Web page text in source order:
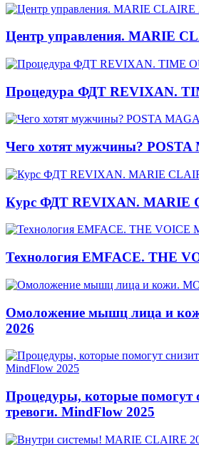
Центр управления. MARIE
Процедура ФДТ REVIXAN.
Чего хотят мужчины? POSTA
Курс ФДТ REVIXAN. MARIE
Технология EMFACE. THE
Омоложение мышц лица и
2026
Процедуры, которые помогут
тревоги. MindFlow 2025